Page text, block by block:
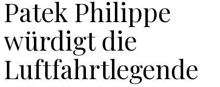
Patek Philippe
würdigt die
Luftfahrtlegende